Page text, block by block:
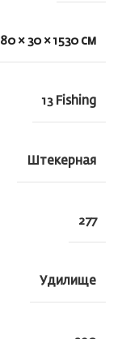
80 × 30 × 1530 см
13 Fishing
Штекерная
277
Удилище